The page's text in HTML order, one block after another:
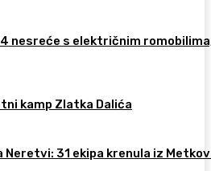
nesreće s električnim
kamp Zlatka Dalića
Neretvi: 31 ekipa krenula iz